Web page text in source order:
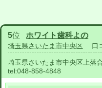
5位 ホワイト歯科よの
埼玉県さいたま市中央区 口
埼玉県さいたま市中央区上落
tel:048-858-4848